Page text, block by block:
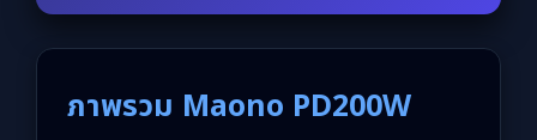
ภาพรวม Maono PD200W